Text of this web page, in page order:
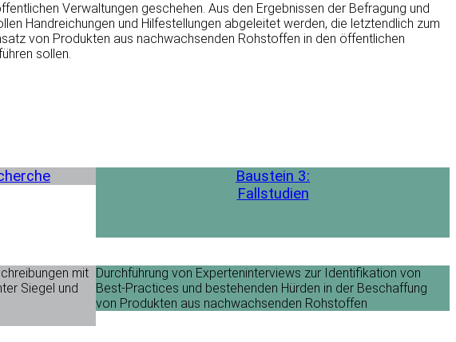
Verwaltungen geschehen. Aus den Ergebnissen der Befragung und
Handreichungen und Hilfestellungen abgeleitet werden, die letztendlich zum
von Produkten aus nachwachsenden Rohstoffen in den öffentlichen
sollen.
Baustein 3:
Fallstudien
mit
Siegel und
Durchführung von Experteninterviews zur Identifikation von
Best-Practices und bestehenden Hürden in der Beschaffung
von Produkten aus nachwachsenden Rohstoffen